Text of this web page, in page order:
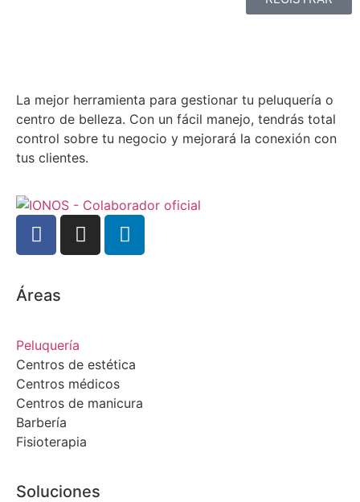
La mejor herramienta para gestionar tu peluquería o
centro de belleza. Con un fácil manejo, tendrás total
control sobre tu negocio y mejorará la conexión con
tus clientes.
Áreas
Peluquería
Centros de estética
Centros médicos
Centros de manicura
Barbería
Fisioterapia
Soluciones